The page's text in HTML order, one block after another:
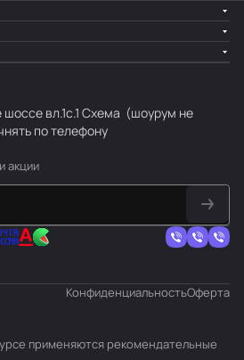
вл.1с.1 Схема (шоурум не
по телефону
акции
КонфиденциальностьОферта
применяются рекомендательные